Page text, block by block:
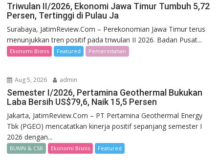
Triwulan II/2026, Ekonomi Jawa Timur Tumbuh 5,72
Persen, Tertinggi di Pulau Ja
Surabaya, JatimReview.Com – Perekonomian Jawa Timur terus
menunjukkan tren positif pada triwulan II 2026. Badan Pusat...
Ekonomi Bisnis Featured Pemerintahan
Aug 5, 2026 admin
Semester I/2026, Pertamina Geothermal Bukukan
Laba Bersih US$79,6, Naik 15,5 Persen
Jakarta, JatimReview.Com – PT Pertamina Geothermal Energy
Tbk (PGEO) mencatatkan kinerja positif sepanjang semester I
2026 dengan...
BUMN & CSR Ekonomi Bisnis Featured